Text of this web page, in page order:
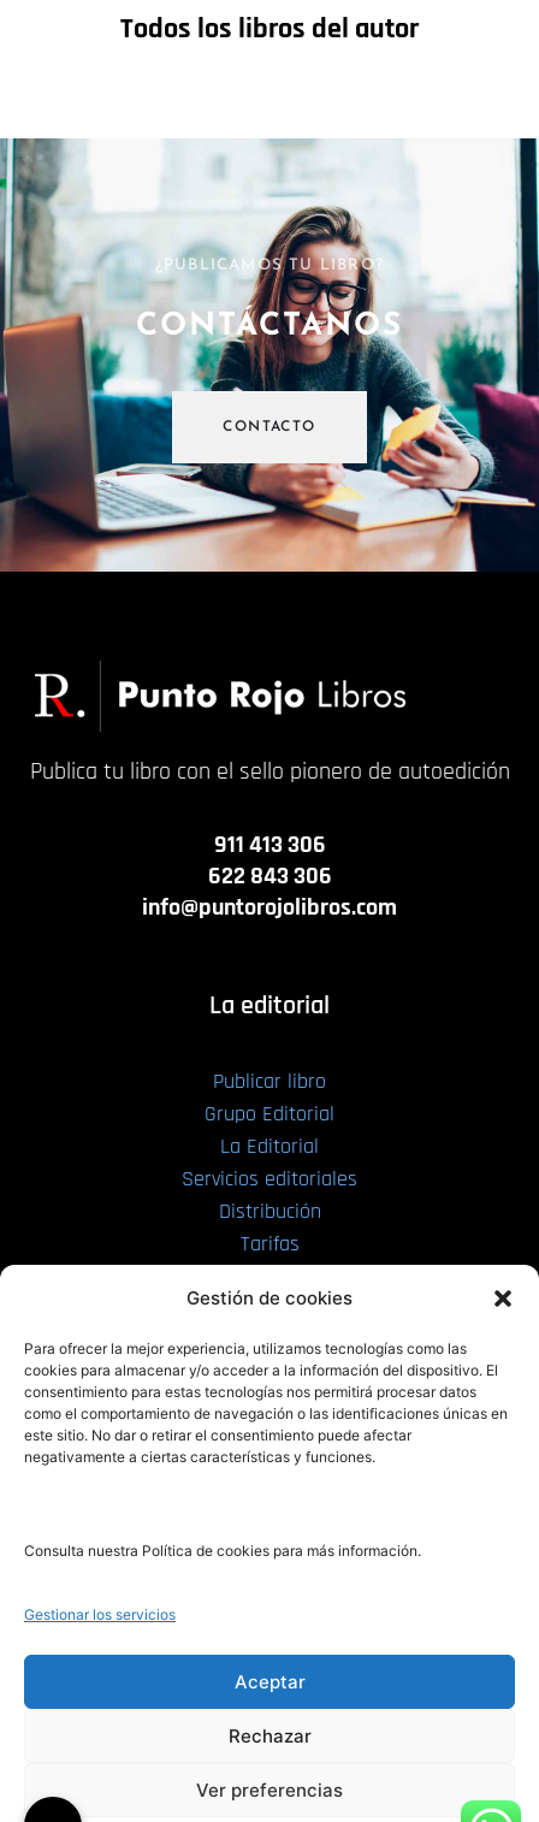
Gestión de cookies
Para ofrecer la mejor experiencia, utilizamos tecnologías como las
cookies para almacenar y/o acceder a la información del dispositivo. El
consentimiento para estas tecnologías nos permitirá procesar datos
como el comportamiento de navegación o las identificaciones únicas en
este sitio. No dar o retirar el consentimiento puede afectar
negativamente a ciertas características y funciones.
Consulta nuestra Política de cookies para más información.
Gestionar los servicios
Aceptar
Rechazar
Ver preferencias
Todos los libros del autor
¿PUBLICAMOS TU LIBRO?
CONTÁCTANOS
CONTACTO
Publica tu libro con el sello pionero de autoedición
911 413 306
622 843 306
info@puntorojolibros.com
La editorial
Publicar libro
Grupo Editorial
La Editorial
Servicios editoriales
Distribución
Tarifas
PRL | Films
PRL | Play
PRL | LAB
Noticias
Legal
Aviso Legal
Política de Cookies
Política de Privacidad